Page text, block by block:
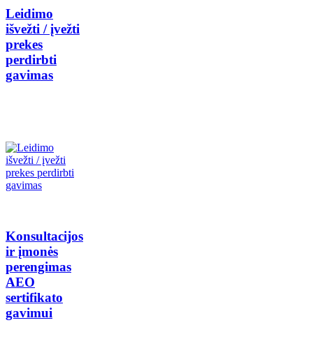
Leidimo
išvežti / įvežti
prekes
perdirbti
gavimas
Konsultacijos
ir įmonės
perengimas
AEO
sertifikato
gavimui